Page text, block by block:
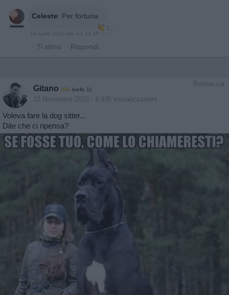
Celeste: Per fortuna
1
14 Aprile 2024 alle ore 13:38
· Ti stimo · Rispondi
Bestiaccia
Gitano livello 11
12 Novembre 2023 - 4.436 visualizzazioni
Voleva fare la dog sitter...
Dite che ci ripensa?